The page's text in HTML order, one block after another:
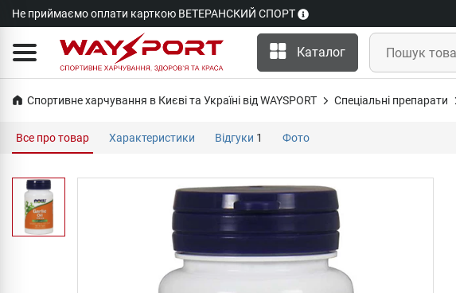
Не приймаємо оплати карткою ВЕТЕРАНСКИЙ СПОРТ
Каталог
Спортивне харчування в Києві та Україні від WAYSPORT Cпеціальні препарати
Все про товар Характеристики Відгуки 1 Фото